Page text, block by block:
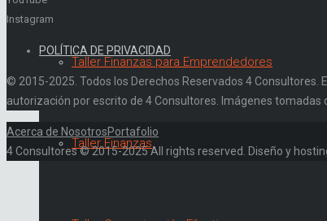
Taller Finanzas para Emprendedores
Taller Finanzas
Instagram
POLÍTICA DE PRIVACIDAD
© 2015-2025. Todos los Derechos Reservados 4
autorización por escrito de 4 Consultores. Imágenes tomadas
Acerca de NosotrosPortafolio
4 Consultores © 2015-2025 All rights reserved. Diseño y